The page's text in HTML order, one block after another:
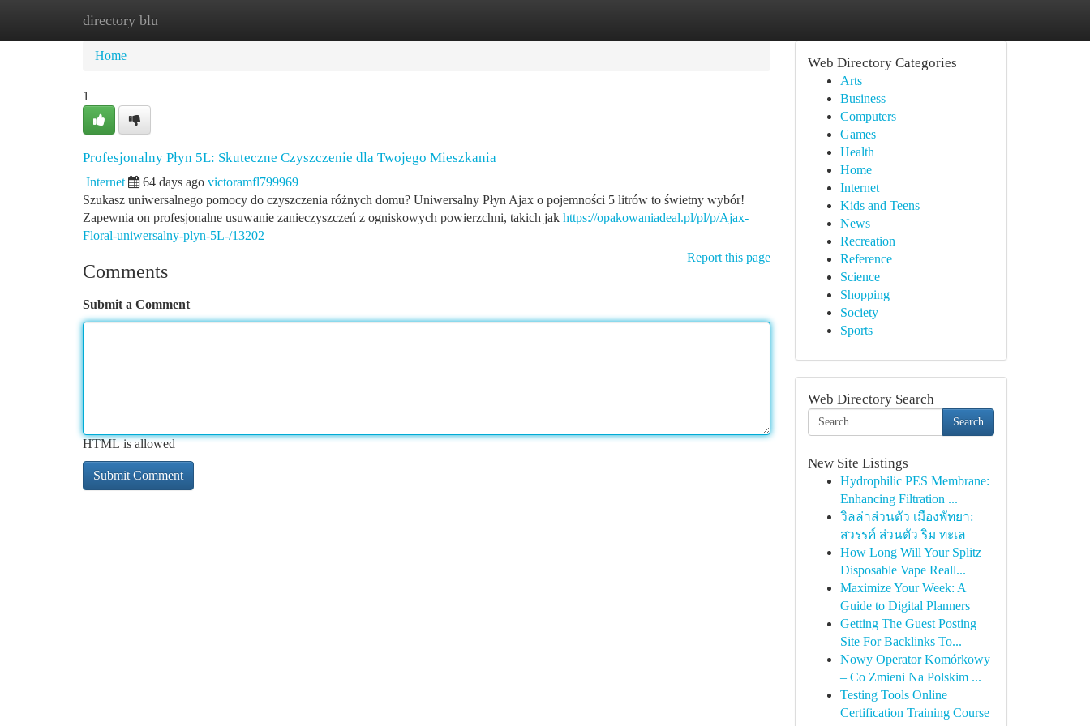
directory blu
Home
Home
1
Profesjonalny Płyn 5L: Skuteczne Czyszczenie dla Twojego Mieszkania
Internet 64 days ago victoramfl799969
Szukasz uniwersalnego pomocy do czyszczenia różnych domu? Uniwersalny Płyn Ajax o pojemności 5 litrów to świetny wybór!
Zapewnia on profesjonalne usuwanie zanieczyszczeń z ogniskowych powierzchni, takich jak https://opakowaniadeal.pl/pl/p/Ajax-
Floral-uniwersalny-plyn-5L-/13202
Report this page
Comments
Submit a Comment
HTML is allowed
Web Directory Categories
Arts
Business
Computers
Games
Health
Home
Internet
Kids and Teens
News
Recreation
Reference
Science
Shopping
Society
Sports
Web Directory Search
Search
New Site Listings
Hydrophilic PES Membrane:
Enhancing Filtration ...
วิลล่าส่วนตัว เมืองพัทยา:
สวรรค์ ส่วนตัว ริม ทะเล
How Long Will Your Splitz
Disposable Vape Reall...
Maximize Your Week: A
Guide to Digital Planners
Getting The Guest Posting
Site For Backlinks To...
Nowy Operator Komórkowy
– Co Zmieni Na Polskim ...
Testing Tools Online
Certification Training Course